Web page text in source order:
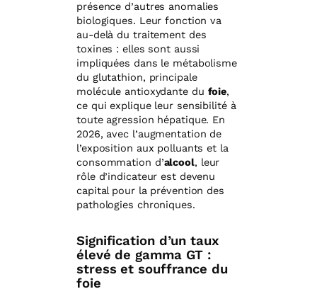
présence d’autres anomalies
biologiques. Leur fonction va
au-delà du traitement des
toxines : elles sont aussi
impliquées dans le métabolisme
du glutathion, principale
molécule antioxydante du foie,
ce qui explique leur sensibilité à
toute agression hépatique. En
2026, avec l’augmentation de
l’exposition aux polluants et la
consommation d’alcool, leur
rôle d’indicateur est devenu
capital pour la prévention des
pathologies chroniques.
Signification d’un taux
élevé de gamma GT :
stress et souffrance du
foie